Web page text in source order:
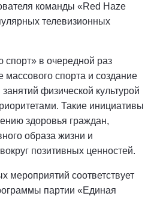
команды «Red Haze
телевизионных
в очередной раз
массового спорта и создание
физической культурой
Такие инициативы
здоровья граждан,
образа жизни и
позитивных ценностей.
мероприятий соответствует
партии «Единая